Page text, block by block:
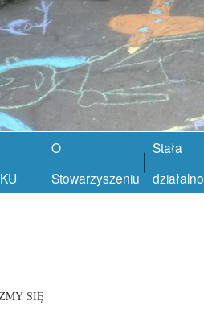
O
Stowarzyszeniu
Stała
SIĘ